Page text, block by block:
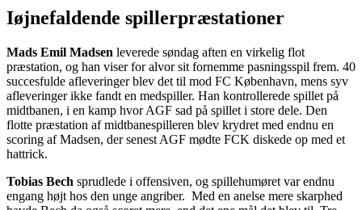
Iøjnefaldende spillerpræstationer
Mads Emil Madsen leverede søndag aften en virkelig flot
præstation, og han viser for alvor sit fornemme pasningsspil frem. 40
succesfulde afleveringer blev det til mod FC København, mens syv
afleveringer ikke fandt en medspiller. Han kontrollerede spillet på
midtbanen, i en kamp hvor AGF sad på spillet i store dele. Den
flotte præstation af midtbanespilleren blev krydret med endnu en
scoring af Madsen, der senest AGF mødte FCK diskede op med et
hattrick.
Tobias Bech sprudlede i offensiven, og spillehumøret var endnu
engang højt hos den unge angriber. Med en anelse mere skarphed